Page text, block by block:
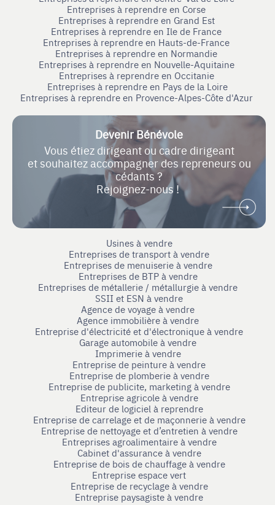
Entreprises à reprendre en Corse
Entreprises à reprendre en Grand Est
Entreprises à reprendre en Ile de France
Entreprises à reprendre en Hauts-de-France
Entreprises à reprendre en Normandie
Entreprises à reprendre en Nouvelle-Aquitaine
Entreprises à reprendre en Occitanie
Entreprises à reprendre en Pays de la Loire
Entreprises à reprendre en Provence-Alpes-Côte d'Azur
Devenir Bénévole
Vous étiez dirigeant ou cadre dirigeant
et souhaitez accompagner des repreneurs ou
cédants ?
Rejoignez-nous !
Usines à vendre
Entreprises de transport à vendre
Entreprises de menuiserie à vendre
Entreprises de BTP à vendre
Entreprises de métallerie / métallurgie à vendre
SSII et ESN à vendre
Agence de voyage à vendre
Agence immobilière à vendre
Entreprise d'électricité et d'électronique à vendre
Garage automobile à vendre
Imprimerie à vendre
Entreprise de peinture à vendre
Entreprise de plomberie à vendre
Entreprise de publicite, marketing à vendre
Entreprise agricole à vendre
Editeur de logiciel à reprendre
Entreprise de carrelage et de maçonnerie à vendre
Entreprise de nettoyage et d’entretien à vendre
Entreprises agroalimentaire à vendre
Cabinet d'assurance à vendre
Entreprise de bois de chauffage à vendre
Entreprise espace vert
Entreprise de recyclage à vendre
Entreprise paysagiste à vendre